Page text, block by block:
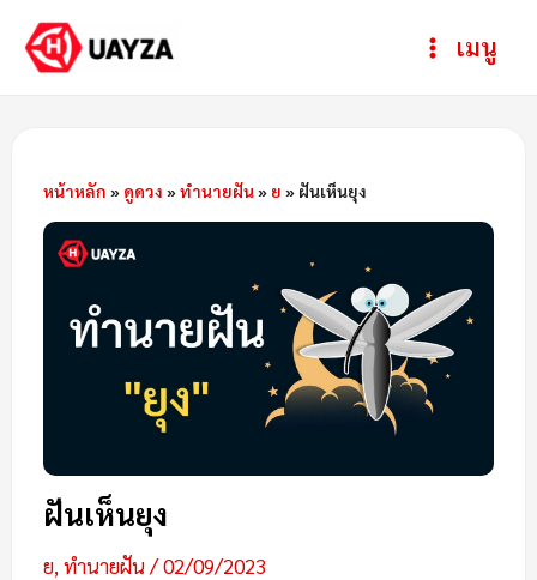
Mainเมนู
หน้าหลัก » ดูดวง »ทำนายฝัน» ย » ฝันเห็นยุง
ฝันเห็นยุง
ย, ทำนายฝัน/02/09/2023
Post
navigation
ห
ม
ห